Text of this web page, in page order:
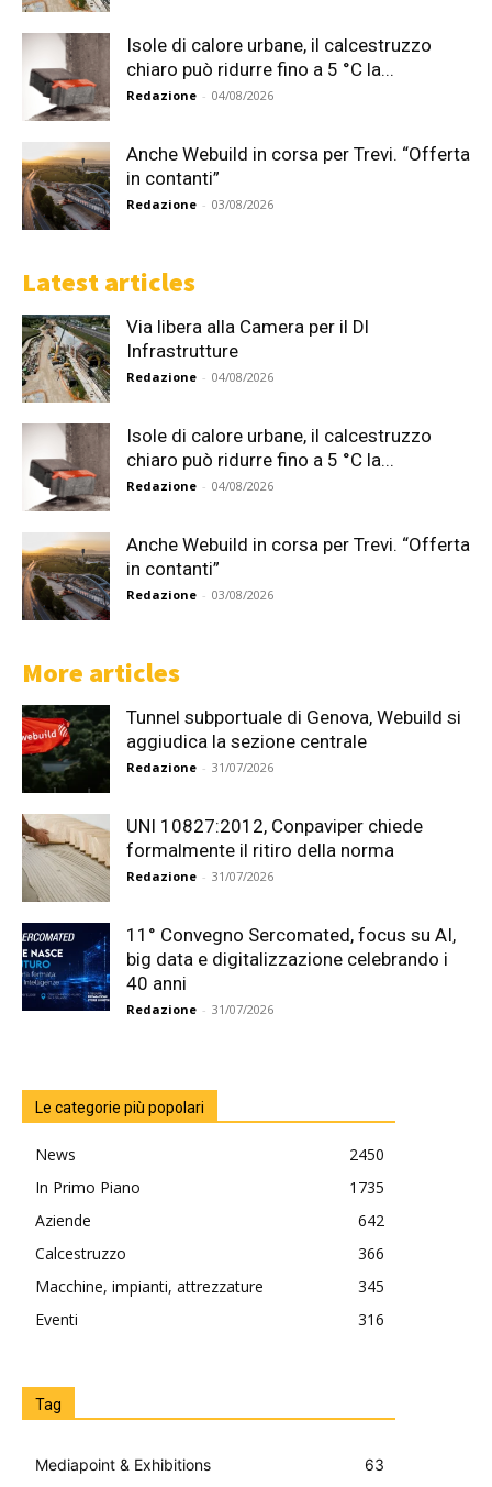
Isole di calore urbane, il calcestruzzo
chiaro può ridurre fino a 5 °C la...
Redazione - 04/08/2026
Anche Webuild in corsa per Trevi. “Offerta
in contanti”
Redazione - 03/08/2026
Latest articles
Via libera alla Camera per il Dl
Infrastrutture
Redazione - 04/08/2026
Isole di calore urbane, il calcestruzzo
chiaro può ridurre fino a 5 °C la...
Redazione - 04/08/2026
Anche Webuild in corsa per Trevi. “Offerta
in contanti”
Redazione - 03/08/2026
More articles
Tunnel subportuale di Genova, Webuild si
aggiudica la sezione centrale
Redazione - 31/07/2026
UNI 10827:2012, Conpaviper chiede
formalmente il ritiro della norma
Redazione - 31/07/2026
11° Convegno Sercomated, focus su AI,
big data e digitalizzazione celebrando i
40 anni
Redazione - 31/07/2026
Le categorie più popolari
News
2450
In Primo Piano
1735
Aziende
642
Calcestruzzo
366
Macchine, impianti, attrezzature
345
Eventi
316
Tag
Mediapoint & Exhibitions
63